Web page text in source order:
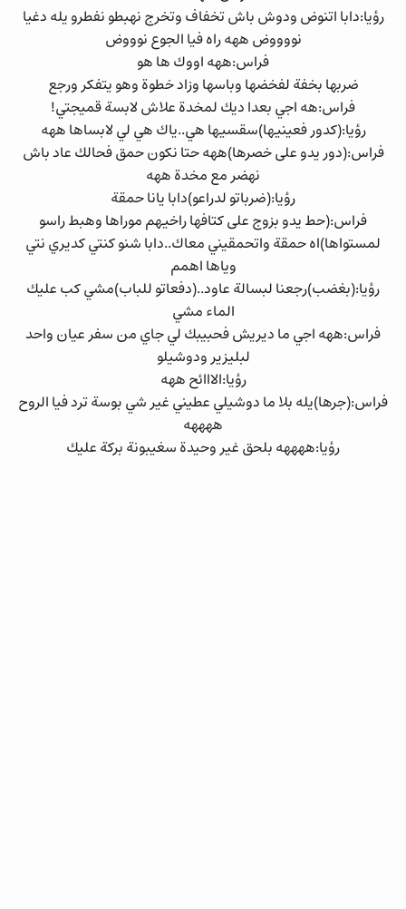
رؤيا:دابا اتنوض ودوش باش تخفاف وتخرج نهبطو نفطرو يله دغيا
نووووض ههه راه فيا الجوع نوووض
فراس:ههه اووك ها هو
ضربها بخفة لفخضها وباسها وزاد خطوة وهو يتفكر ورجع
فراس:هه اجي بعدا ديك لمخدة علاش لابسة قميجتي!
رؤيا:(كدور فعينيها)سقسيها هي..ياك هي لي لابساها ههه
فراس:(دور يدو على خصرها)ههه حتا نكون حمق فحالك عاد باش
نهضر مع مخدة ههه
رؤيا:(ضرباتو لدراعو)دابا يانا حمقة
فراس:(حط يدو بزوج على كتافها راخيهم موراها وهبط راسو
لمستواها)اه حمقة واتحمقيني معاك..دابا شنو كنتي كديري نتي
وياها اهمم
رؤيا:(بغضب)رجعنا لبسالة عاود..(دفعاتو للباب)مشي كب عليك
الماء مشي
فراس:ههه اجي ما ديريش فحبيبك لي جاي من سفر عيان واحد
لبليزير ودوشيلو
رؤيا:الااائح ههه
فراس:(جرها)يله بلا ما دوشيلي عطيني غير شي بوسة ترد فيا الروح
ههههه
رؤيا:ههههه بلحق غير وحيدة سغيبونة بركة عليك